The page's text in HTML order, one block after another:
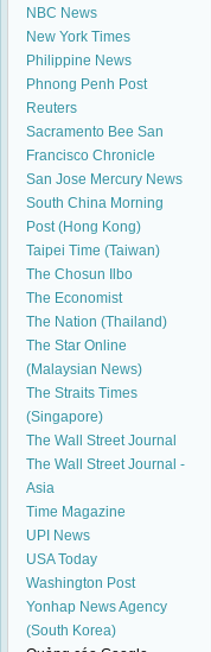
NBC News
New York Times
Philippine News
Phnong Penh Post
Reuters
Sacramento Bee San
Francisco Chronicle
San Jose Mercury News
South China Morning
Post (Hong Kong)
Taipei Time (Taiwan)
The Chosun Ilbo
The Economist
The Nation (Thailand)
The Star Online
(Malaysian News)
The Straits Times
(Singapore)
The Wall Street Journal
The Wall Street Journal -
Asia
Time Magazine
UPI News
USA Today
Washington Post
Yonhap News Agency
(South Korea)